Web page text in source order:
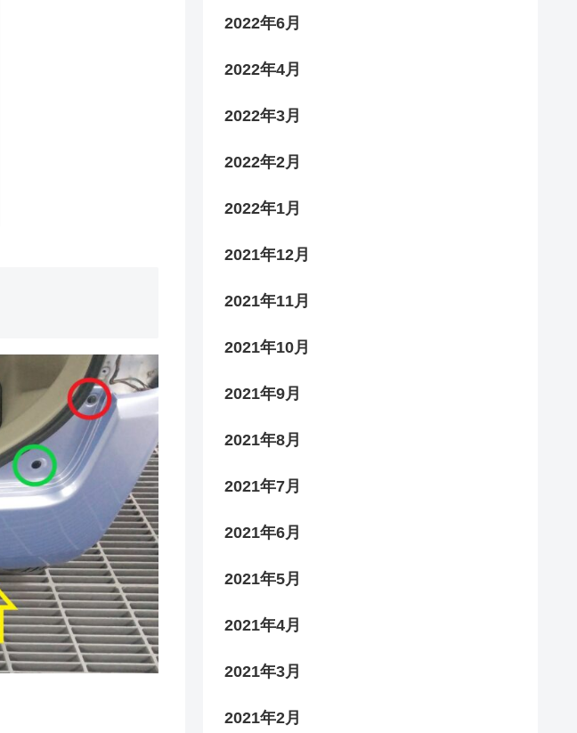
2022年6月
2022年4月
2022年3月
2022年2月
2022年1月
2021年12月
2021年11月
2021年10月
2021年9月
2021年8月
2021年7月
2021年6月
2021年5月
2021年4月
2021年3月
2021年2月